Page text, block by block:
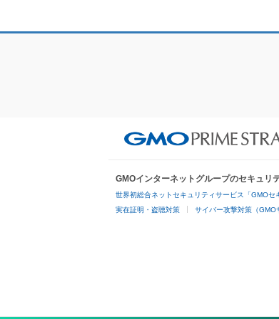
GMOインターネットグループのセキュリ
世界初総合ネットセキュリティサービス「GMOセ
実在証明・盗聴対策 サイバー攻撃対策（GMO